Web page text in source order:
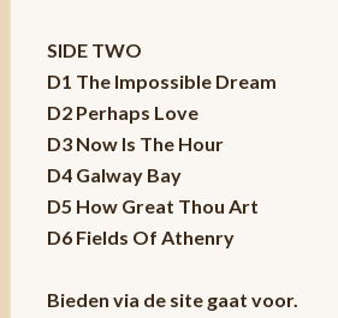
SIDE TWO
D1 The Impossible Dream
D2 Perhaps Love
D3 Now Is The Hour
D4 Galway Bay
D5 How Great Thou Art
D6 Fields Of Athenry
Bieden via de site gaat voor.